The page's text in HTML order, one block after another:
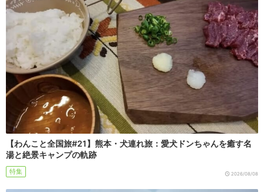
【わんこと全国旅#21】熊本・犬連れ旅：愛犬ドンちゃんを癒す名
湯と絶景キャンプの軌跡
特集 2026/08/08